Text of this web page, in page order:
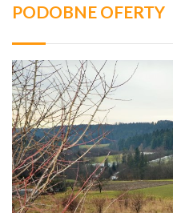
PODOBNE OFERTY